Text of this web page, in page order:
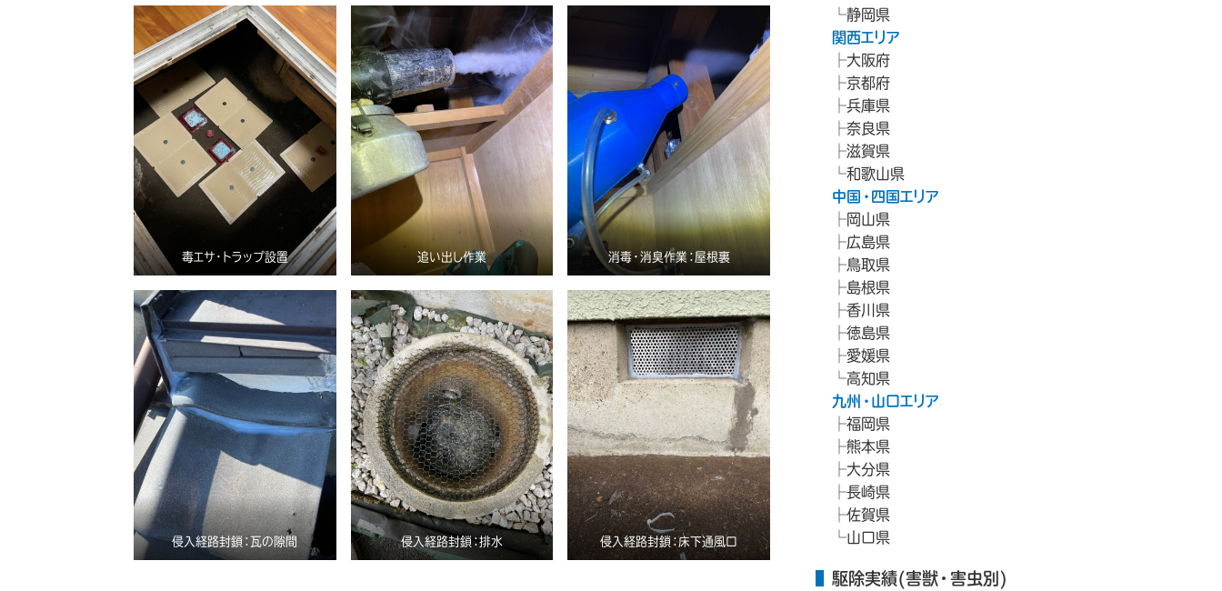
毒エサ・トラップ設置 追い出し作業 消毒・消臭作業：屋根裏
侵入経路封鎖：瓦の隙間 侵入経路封鎖：排水 侵入経路封鎖：床下通風口
静岡県
関西エリア
大阪府
京都府
兵庫県
奈良県
滋賀県
和歌山県
中国・四国エリア
岡山県
広島県
鳥取県
島根県
香川県
徳島県
愛媛県
高知県
九州・山口エリア
福岡県
熊本県
大分県
長崎県
佐賀県
山口県
駆除実績(害獣・害虫別)